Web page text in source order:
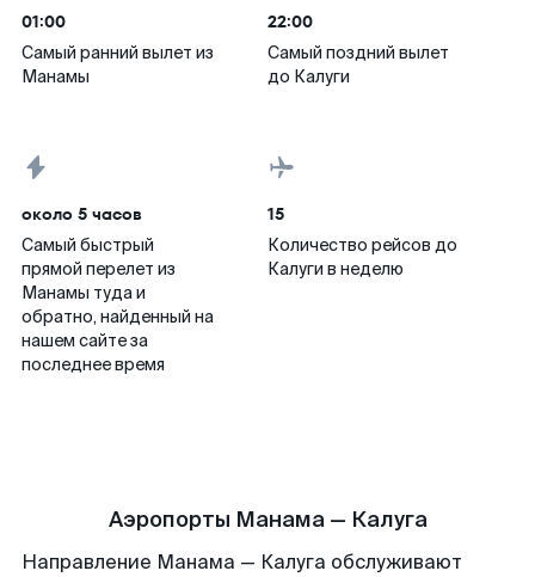
01:00
Самый ранний вылет из
Манамы
22:00
Самый поздний вылет
до Калуги
около 5 часов
Самый быстрый
прямой перелет из
Манамы туда и
обратно, найденный на
нашем сайте за
последнее время
15
Количество рейсов до
Калуги в неделю
Аэропорты Манама — Калуга
Направление Манама — Калуга обслуживают